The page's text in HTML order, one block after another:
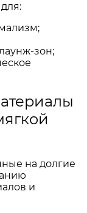
зон;
на долгие
и